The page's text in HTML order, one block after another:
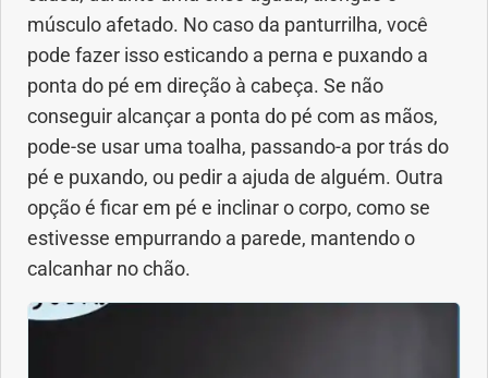
músculo afetado. No caso da panturrilha, você
pode fazer isso esticando a perna e puxando a
ponta do pé em direção à cabeça. Se não
conseguir alcançar a ponta do pé com as mãos,
pode-se usar uma toalha, passando-a por trás do
pé e puxando, ou pedir a ajuda de alguém. Outra
opção é ficar em pé e inclinar o corpo, como se
estivesse empurrando a parede, mantendo o
calcanhar no chão.